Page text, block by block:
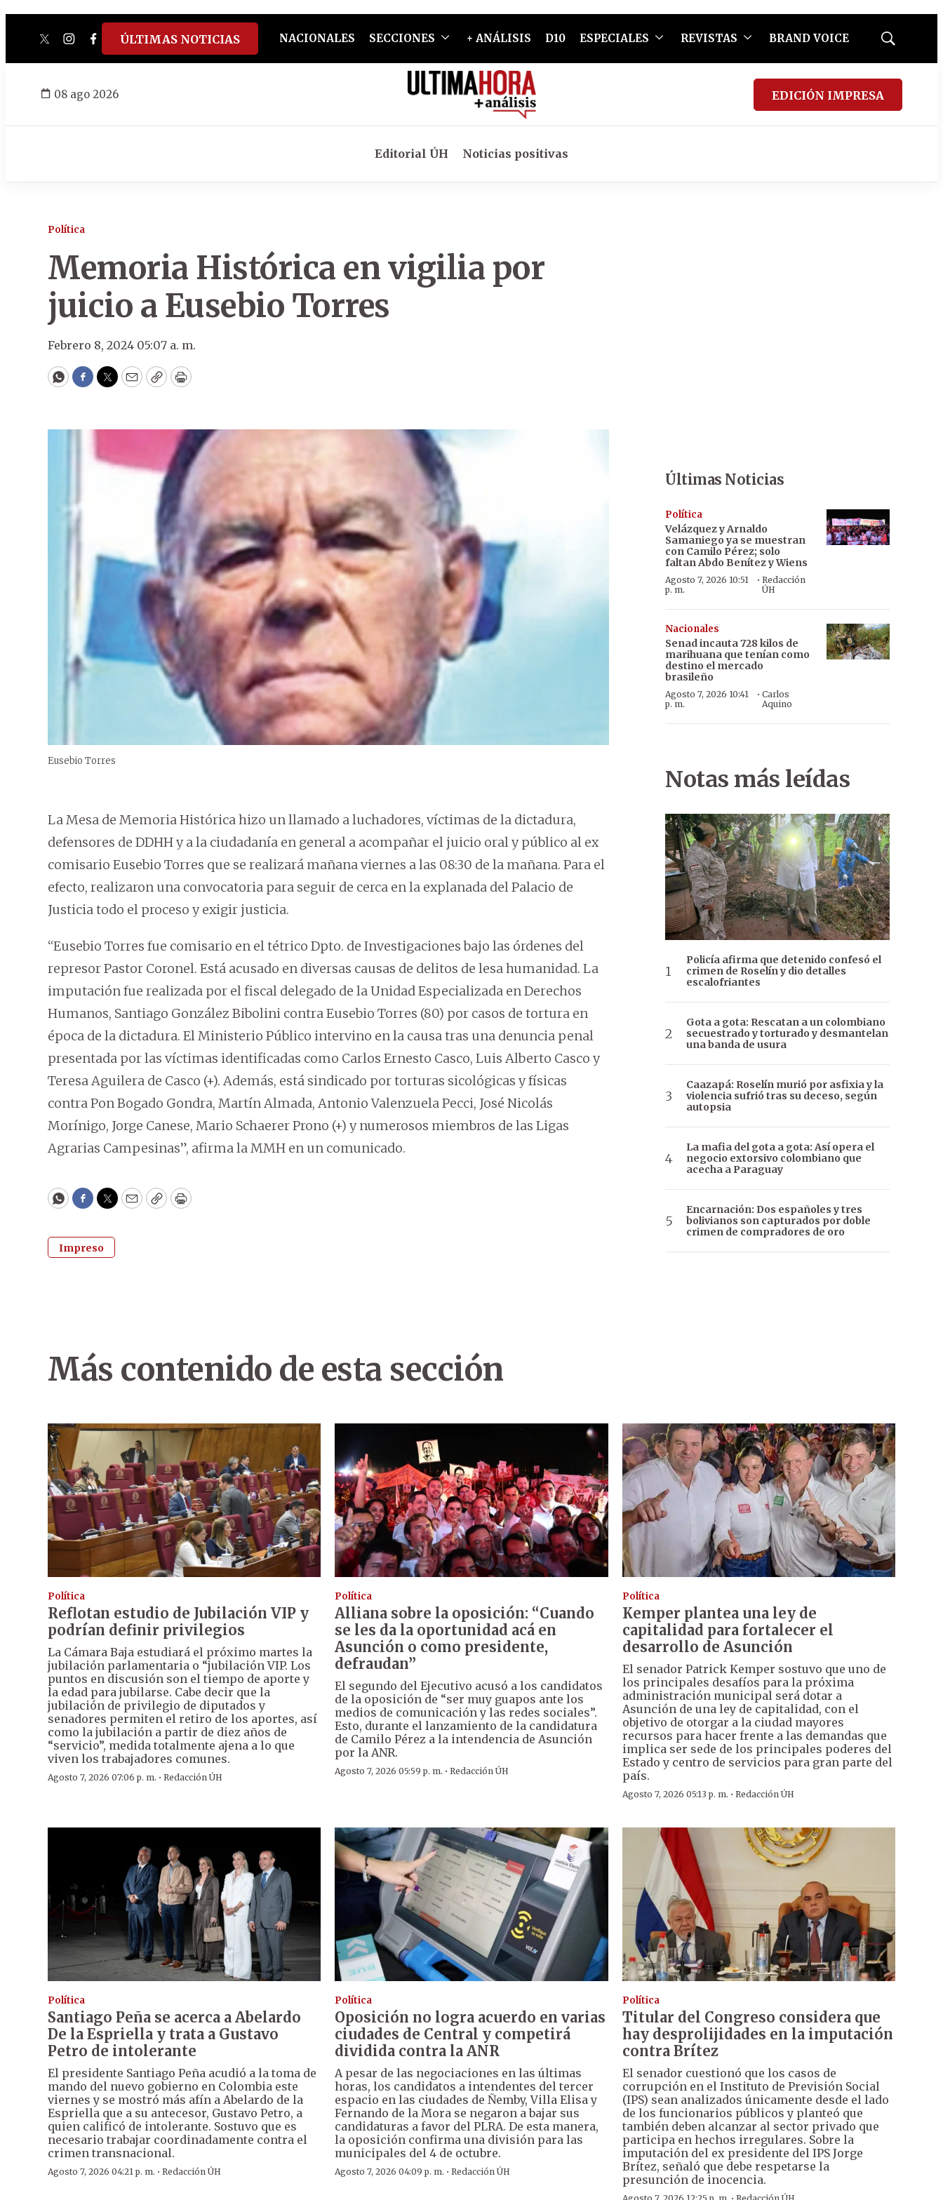
twitterinstagram
facebook
tiktokyoutube
spotify
ÚLTIMAS NOTICIAS NACIONALES SECCIONES + ANÁLISIS D10 ESPECIALES REVISTAS BRAND VOICE
Mostrar
08 ago 2026 EDICIÓN IMPRESA
Editorial ÚH Noticias positivas
Política
Memoria Histórica en vigilia por
juicio a Eusebio Torres
Febrero 8, 2024 05:07 a. m.
WhatsApp
Facebook
Twitter
EmailCopyPrint
Eusebio Torres
La Mesa de Memoria Histórica hizo un llamado a luchadores, víctimas de la dictadura,
defensores de DDHH y a la ciudadanía en general a acompañar el juicio oral y público al ex
comisario Eusebio Torres que se realizará mañana viernes a las 08:30 de la mañana. Para el
efecto, realizaron una convocatoria para seguir de cerca en la explanada del Palacio de
Justicia todo el proceso y exigir justicia.
“Eusebio Torres fue comisario en el tétrico Dpto. de Investigaciones bajo las órdenes del
represor Pastor Coronel. Está acusado en diversas causas de delitos de lesa humanidad. La
imputación fue realizada por el fiscal delegado de la Unidad Especializada en Derechos
Humanos, Santiago González Bibolini contra Eusebio Torres (80) por casos de tortura en
época de la dictadura. El Ministerio Público intervino en la causa tras una denuncia penal
presentada por las víctimas identificadas como Carlos Ernesto Casco, Luis Alberto Casco y
Teresa Aguilera de Casco (+). Además, está sindicado por torturas sicológicas y físicas
contra Pon Bogado Gondra, Martín Almada, Antonio Valenzuela Pecci, José Nicolás
Morínigo, Jorge Canese, Mario Schaerer Prono (+) y numerosos miembros de las Ligas
Agrarias Campesinas”, afirma la MMH en un comunicado.
WhatsApp
Facebook
Twitter
EmailCopyPrint
Impreso
Últimas Noticias
Política
Velázquez y Arnaldo
Samaniego ya se muestran
con Camilo Pérez; solo
faltan Abdo Benítez y Wiens
Agosto 7, 2026 10:51
p. m.
·Redacción
ÚH
Nacionales
Senad incauta 728 kilos de
marihuana que tenían como
destino el mercado
brasileño
Agosto 7, 2026 10:41
p. m.
· Carlos
Aquino
Notas más leídas
Policía afirma que detenido confesó el
crimen de Roselín y dio detalles
escalofriantes
Gota a gota: Rescatan a un colombiano
secuestrado y torturado y desmantelan
una banda de usura
Caazapá: Roselín murió por asfixia y la
violencia sufrió tras su deceso, según
autopsia
La mafia del gota a gota: Así opera el
negocio extorsivo colombiano que
acecha a Paraguay
Encarnación: Dos españoles y tres
bolivianos son capturados por doble
crimen de compradores de oro
Más contenido de esta sección
Política
Reflotan estudio de Jubilación VIP y
podrían definir privilegios
La Cámara Baja estudiará el próximo martes la
jubilación parlamentaria o “jubilación VIP. Los
puntos en discusión son el tiempo de aporte y
la edad para jubilarse. Cabe decir que la
jubilación de privilegio de diputados y
senadores permiten el retiro de los aportes, así
como la jubilación a partir de diez años de
“servicio”, medida totalmente ajena a lo que
viven los trabajadores comunes.
Agosto 7, 2026 07:06 p. m. · Redacción ÚH
Política
Alliana sobre la oposición: “Cuando
se les da la oportunidad acá en
Asunción o como presidente,
defraudan”
El segundo del Ejecutivo acusó a los candidatos
de la oposición de “ser muy guapos ante los
medios de comunicación y las redes sociales”.
Esto, durante el lanzamiento de la candidatura
de Camilo Pérez a la intendencia de Asunción
por la ANR.
Agosto 7, 2026 05:59 p. m. ·Redacción ÚH
Política
Kemper plantea una ley de
capitalidad para fortalecer el
desarrollo de Asunción
El senador Patrick Kemper sostuvo que uno de
los principales desafíos para la próxima
administración municipal será dotar a
Asunción de una ley de capitalidad, con el
objetivo de otorgar a la ciudad mayores
recursos para hacer frente a las demandas que
implica ser sede de los principales poderes del
Estado y centro de servicios para gran parte del
país.
Agosto 7, 2026 05:13 p. m. · Redacción ÚH
Política
Santiago Peña se acerca a Abelardo
De la Espriella y trata a Gustavo
Petro de intolerante
El presidente Santiago Peña acudió a la toma de
mando del nuevo gobierno en Colombia este
viernes y se mostró más afín a Abelardo de la
Espriella que a su antecesor, Gustavo Petro, a
quien calificó de intolerante. Sostuvo que es
necesario trabajar coordinadamente contra el
crimen transnacional.
Agosto 7, 2026 04:21 p. m. · Redacción ÚH
Política
Oposición no logra acuerdo en varias
ciudades de Central y competirá
dividida contra la ANR
A pesar de las negociaciones en las últimas
horas, los candidatos a intendentes del tercer
espacio en las ciudades de Ñemby, Villa Elisa y
Fernando de la Mora se negaron a bajar sus
candidaturas a favor del PLRA. De esta manera,
la oposición confirma una división para las
municipales del 4 de octubre.
Agosto 7, 2026 04:09 p. m. ·Redacción ÚH
Política
Titular del Congreso considera que
hay desprolijidades en la imputación
contra Brítez
El senador cuestionó que los casos de
corrupción en el Instituto de Previsión Social
(IPS) sean analizados únicamente desde el lado
de los funcionarios públicos y planteó que
también deben alcanzar al sector privado que
participa en hechos irregulares. Sobre la
imputación del ex presidente del IPS Jorge
Brítez, señaló que debe respetarse la
presunción de inocencia.